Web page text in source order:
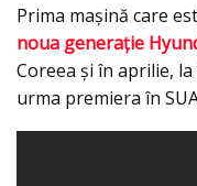
Prima maşină care
noua generaţie
Coreea şi în aprilie,
urma premiera în